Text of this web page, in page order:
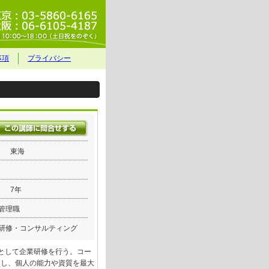
項 プライバシー
東海
7年
理職
修・コンサルティング
して企業研修を行う。コー
、個人の能力や資質を最大